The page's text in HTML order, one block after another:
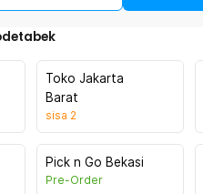
Toko Jakarta
Barat
sisa 2
Pick n Go Bekasi
Pre-Order